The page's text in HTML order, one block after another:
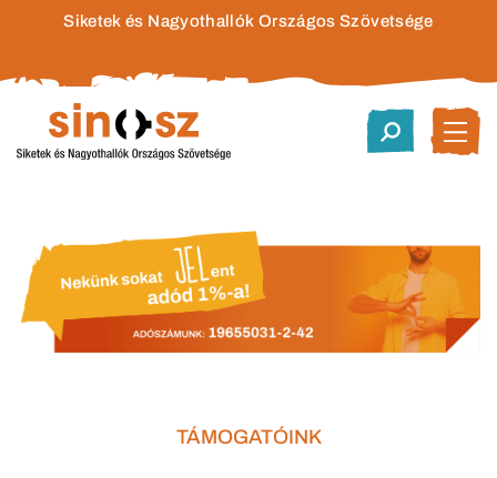
Siketek és Nagyothallók Országos Szövetsége
TÁMOGATÓINK